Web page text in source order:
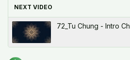
NEXT VIDEO
72_Tu Chung - Intro